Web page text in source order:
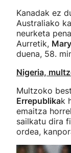
Kanadak ez
Australiako
neurketa
Aurretik,
duena, 58.
Nigeria,
Multzoko
Errepublikak
emaitza
sailkatu dira
ordea,